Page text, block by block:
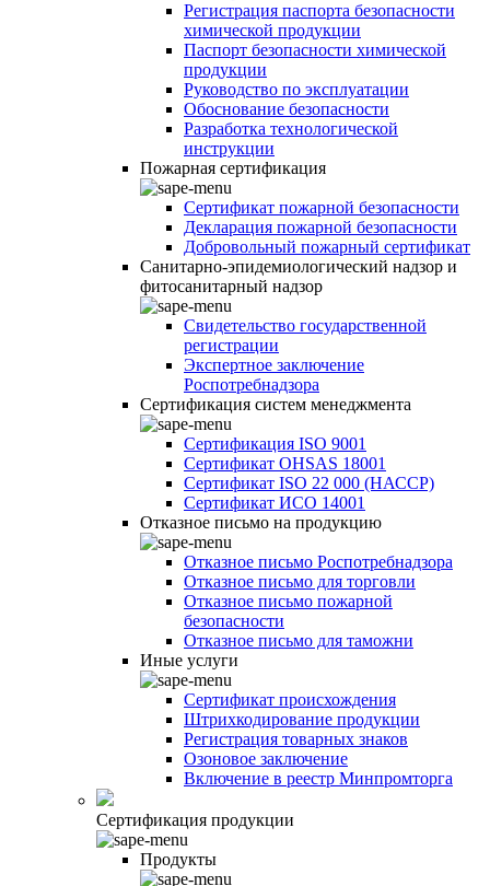
Регистрация паспорта безопасности
химической продукции
Паспорт безопасности химической
продукции
Руководство по эксплуатации
Обоснование безопасности
Разработка технологической
инструкции
Пожарная сертификация
Сертификат пожарной безопасности
Декларация пожарной безопасности
Добровольный пожарный сертификат
Санитарно-эпидемиологический надзор и
фитосанитарный надзор
Свидетельство государственной
регистрации
Экспертное заключение
Роспотребнадзора
Сертификация систем менеджмента
Сертификация ISO 9001
Сертификат OHSAS 18001
Сертификат ISO 22 000 (НАССР)
Сертификат ИСО 14001
Отказное письмо на продукцию
Отказное письмо Роспотребнадзора
Отказное письмо для торговли
Отказное письмо пожарной
безопасности
Отказное письмо для таможни
Иные услуги
Сертификат происхождения
Штрихкодирование продукции
Регистрация товарных знаков
Озоновое заключение
Включение в реестр Минпромторга
Сертификация продукции
Продукты